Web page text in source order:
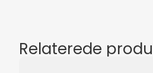
Relaterede